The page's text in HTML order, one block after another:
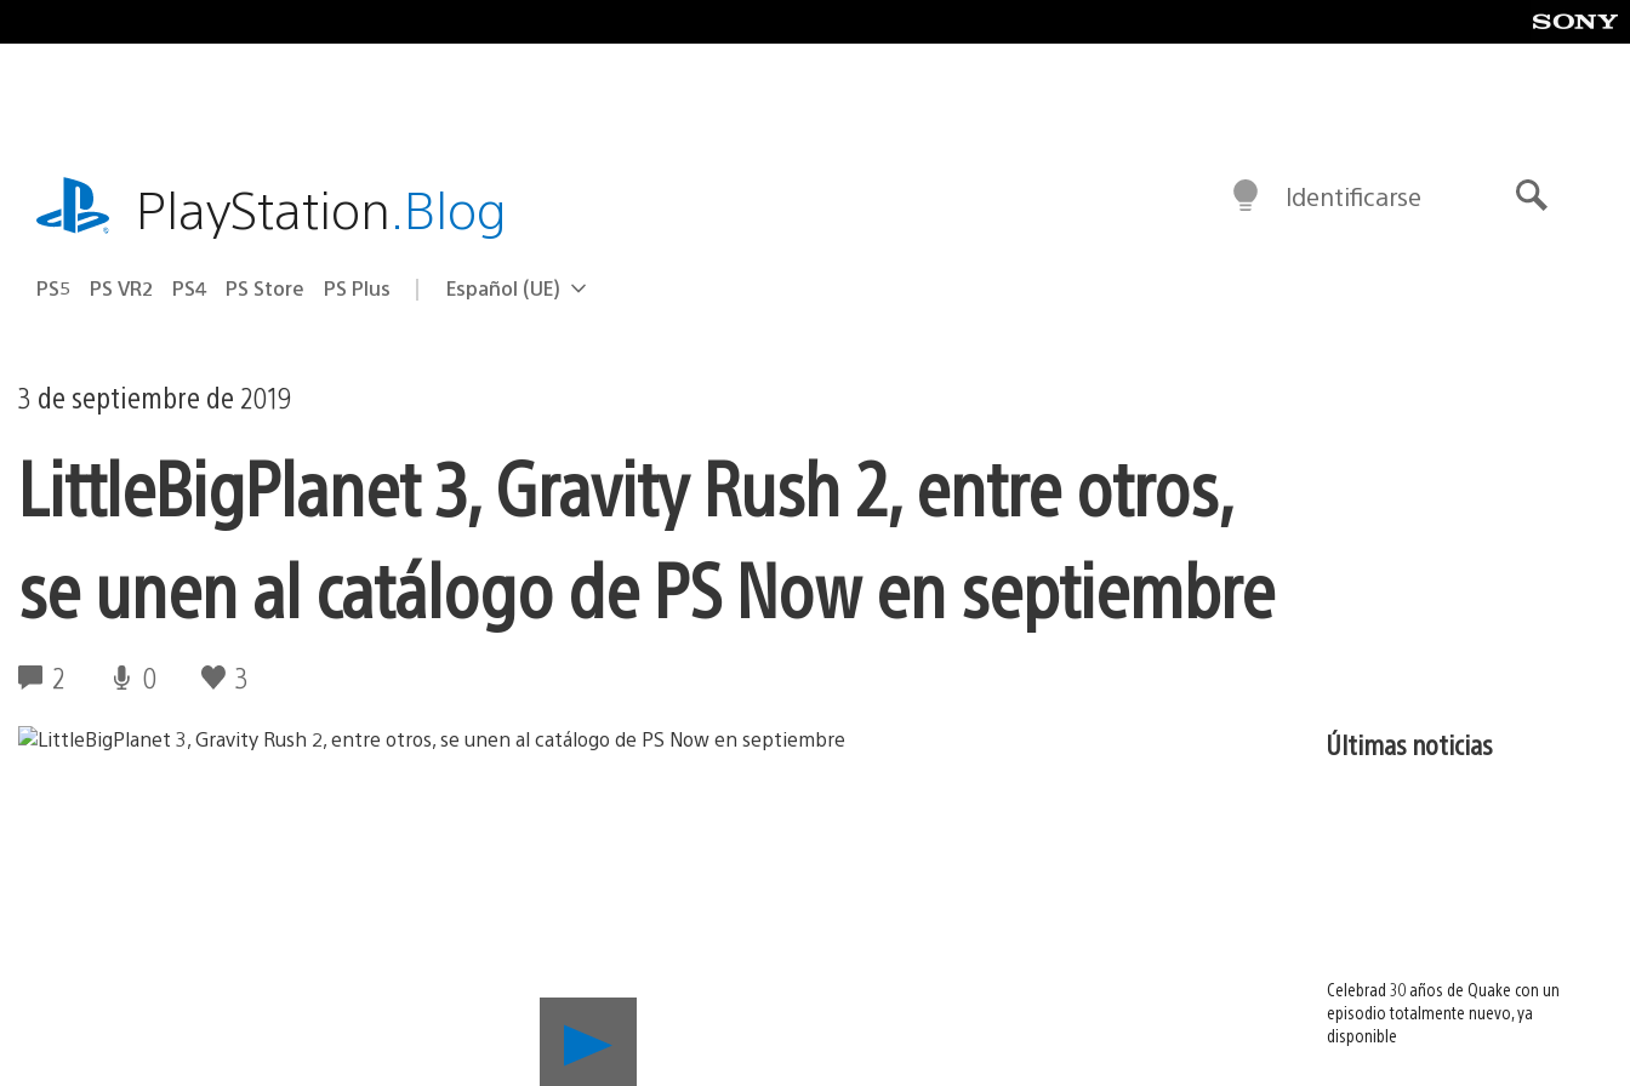
al
playstation.comPlayStation.Blog
PS5 PS VR2 PS4 PS Store PS Plus Selecciona
Región
Español (UE)
Identificarse
3 de septiembre de 2019
LittleBigPlanet 3, Gravity Rush 2, entre otros,
se unen al catálogo de PS Now en septiembre
2 0 3
LittleBigPlanet
Últimas noticias
Celebrad 30 años de Quake con un
episodio totalmente nuevo, ya
disponible